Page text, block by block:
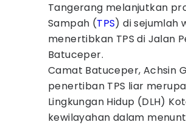
Tangerang melanjutkan
Sampah (TPS) di sejumlah
menertibkan TPS di Jalan
Batuceper.
Camat Batuceper, Achsin
penertiban TPS liar
Lingkungan Hidup (DLH)
kewilayahan dalam